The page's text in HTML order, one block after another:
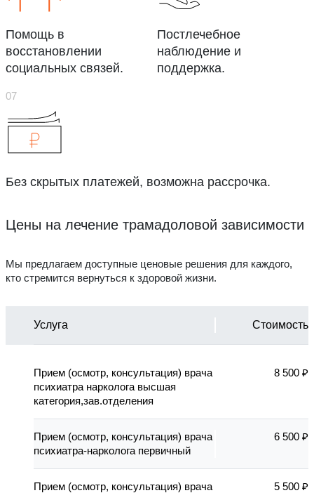
Помощь в
восстановлении
социальных связей.
Постлечебное
наблюдение и
поддержка.
Без скрытых платежей, возможна рассрочка.
Цены на лечение трамадоловой зависимости
Мы предлагаем доступные ценовые решения для каждого,
кто стремится вернуться к здоровой жизни.
Услуга Стоимость
Прием (осмотр, консультация) врача
психиатра нарколога высшая
категория,зав.отделения
8 500 ₽
Прием (осмотр, консультация) врача
психиатра-нарколога первичный
6 500 ₽
Прием (осмотр, консультация) врача
5 500 ₽